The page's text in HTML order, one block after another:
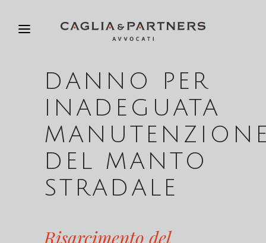
DANNO PER
INADEGUATA
DEL MANTO
STRADALE
Risarcimento del